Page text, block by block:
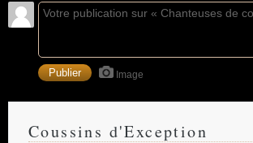
Image
Coussins d'Exception